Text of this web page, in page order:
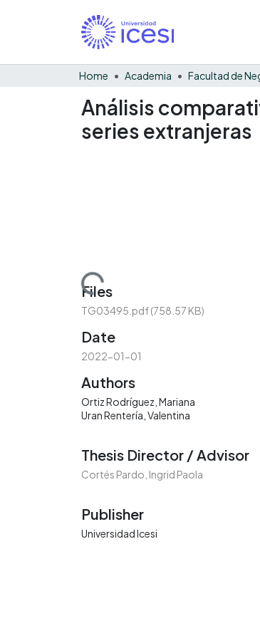
Home Academia
Análisis
series extranjeras
Loading...
Files
TG03495.pdf(758.57 KB)
Date
2022-01-01
Authors
Ortiz Rodríguez, Mariana
Uran Rentería, Valentina
Thesis Director / Advisor
Cortés Pardo, Ingrid Paola
Publisher
Universidad Icesi